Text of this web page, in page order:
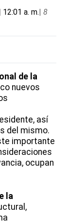
a. m.| 8
de la
nuevos
así
del mismo.
importante
ocupan
la